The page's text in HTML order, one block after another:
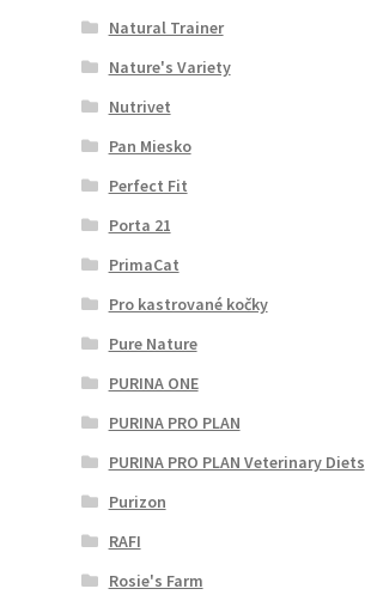
Natural Trainer
Nature's Variety
Nutrivet
Pan Miesko
Perfect Fit
Porta 21
PrimaCat
Pro kastrované kočky
Pure Nature
PURINA ONE
PURINA PRO PLAN
PURINA PRO PLAN Veterinary Diets
Purizon
RAFI
Rosie's Farm